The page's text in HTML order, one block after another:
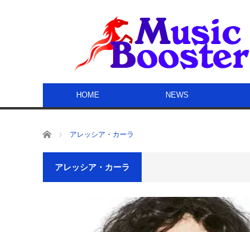
HOME NEWS
ホーム アレッシア・カーラ
アレッシア・カーラ